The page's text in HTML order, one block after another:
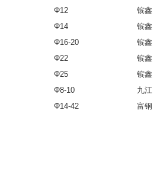
Φ12
镔鑫
Φ14
镔鑫
Φ16-20
镔鑫
Φ22
镔鑫
Φ25
镔鑫
Φ8-10
九江
Φ14-42 富钢